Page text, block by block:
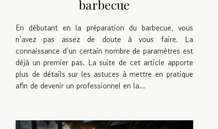
barbecue
En débutant en la préparation du barbecue, vous
n’avez pas assez de doute à vous faire. La
connaissance d’un certain nombre de paramètres est
déjà un premier pas. La suite de cet article apporte
plus de détails sur les astuces à mettre en pratique
afin de devenir un professionnel en la...